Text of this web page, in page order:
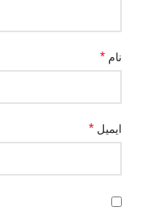
نام *
ایمیل *